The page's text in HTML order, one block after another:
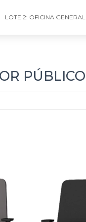
LOTE 2: OFICINA GENERAL
PÚBLICO